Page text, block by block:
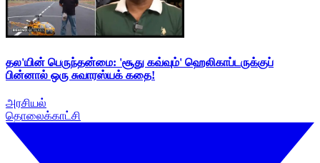
தல'யின் பெருந்தன்மை: 'சூது கவ்வும்' ஹெலிகாப்டருக்குப்
பின்னால் ஒரு சுவாரஸ்யக் கதை!
அரசியல்
தொலைக்காட்சி